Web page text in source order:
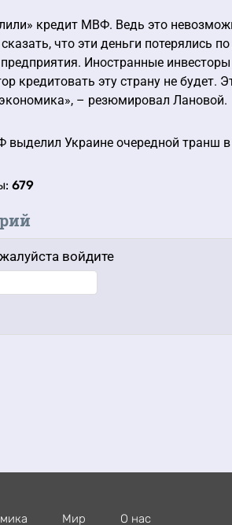
кредит МВФ. Ведь это
что эти деньги потерялись
Иностранные
кредитовать эту страну не будет.
– резюмировал Лановой.
Украине очередной транш
679
войдите
Мир О нас